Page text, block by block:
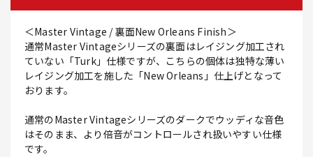
＜Master Vintage / 裏面New Orleans Finish＞
通常Master Vintageシリーズの裏面はレイジング加工され
ていない「Turk」仕様ですが、こちらの個体は独特な薄い
レイジング加工を施した「New Orleans」仕上げとなって
おります。
通常のMaster Vintageシリーズのダークでウッディな音色
はそのまま、より倍音がコントロールされ扱いやすい仕様
です。